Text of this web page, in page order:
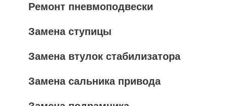
Ремонт пневмоподвески
Замена ступицы
Замена втулок стабилизатора
Замена сальника привода